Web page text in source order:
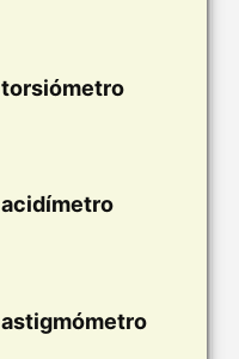
torsiómetro
acidímetro
astigmómetro